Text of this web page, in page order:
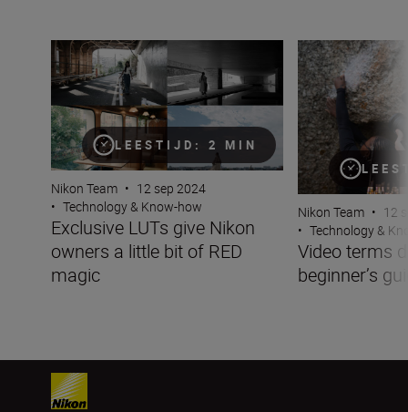
LEESTIJD: 2 MIN
Exclusive LUTs give Nikon owners a little bit of RED
Nikon Team • 12 sep 2024
• Technology & Know-how
Exclusive LUTs give Nikon
owners a little bit of RED
magic
Video terms
Nikon Team • 12
• Technology &
Video terms
beginner’s